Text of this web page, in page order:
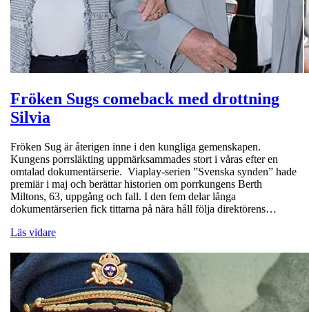
Fröken Sugs comeback med drottning
Silvia
Fröken Sug är återigen inne i den kungliga gemenskapen.
Kungens porrsläkting uppmärksammades stort i våras efter en
omtalad dokumentärserie. Viaplay-serien ”Svenska synden” hade
premiär i maj och berättar historien om porrkungens Berth
Miltons, 63, uppgång och fall. I den fem delar långa
dokumentärserien fick tittarna på nära håll följa direktörens…
Läs vidare